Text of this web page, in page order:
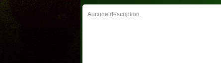
Aucune description.